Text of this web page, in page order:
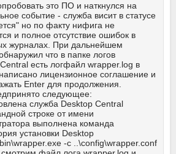
это ПО и наткнулся на
событие - служба висит в статусе
но по факту нифига не
и полное отсутствие ошибок в
журналах. При дальнейшем
что в папке логов
есть логфайл wrapper.log в
лицензионное соглашение и
Enter для продолжения.
следующее:
служба Desktop Central
строке от имени
выполнена команда
установки Desktop
-c ..\config\wrapper.conf